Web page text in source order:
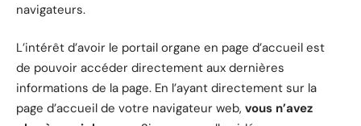
navigateurs.
L’intérêt d’avoir le portail organe en page d’accueil est
de pouvoir accéder directement aux dernières
informations de la page. En l’ayant directement sur la
page d’accueil de votre navigateur web, vous n’avez